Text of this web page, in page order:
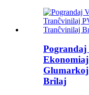
Pograndaj
Brilaj